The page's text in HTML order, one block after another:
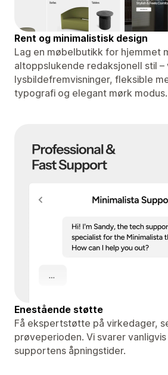
Rent og minimalistisk design
Lag en møbelbutikk for hjemmet
altoppslukende redaksjonell stil –
lysbildefremvisninger, fleksible
typografi og elegant mørk modus.
Enestående støtte
Få ekspertstøtte på virkedager,
prøveperioden. Vi svarer
supportens åpningstider.